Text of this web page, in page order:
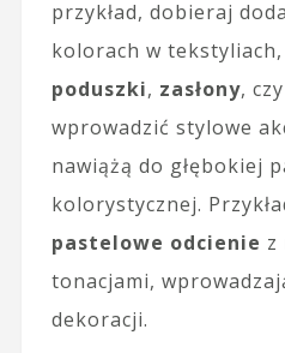
przykład, dobieraj
kolorach w
poduszki, zasłony, czy
wprowadzić stylowe
nawiążą do głębokiej
kolorystycznej.
pastelowe odcienie z
tonacjami,
dekoracji.